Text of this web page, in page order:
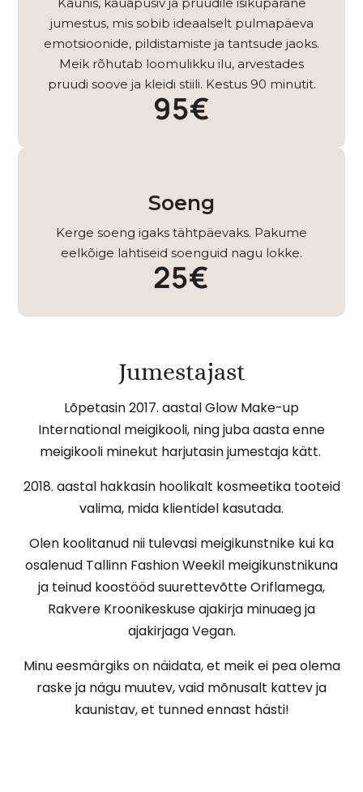
Kaunis, kauapüsiv ja pruudile isikupärane
jumestus, mis sobib ideaalselt pulmapäeva
emotsioonide, pildistamiste ja tantsude jaoks.
Meik rõhutab loomulikku ilu, arvestades
pruudi soove ja kleidi stiili. Kestus 90 minutit.
95€
Soeng
Kerge soeng igaks tähtpäevaks. Pakume
eelkõige lahtiseid soenguid nagu lokke.
25€
Jumestajast
Lõpetasin 2017. aastal Glow Make-up
International meigikooli, ning juba aasta enne
meigikooli minekut harjutasin jumestaja kätt.
2018. aastal hakkasin hoolikalt kosmeetika tooteid
valima, mida klientidel kasutada.
Olen koolitanud nii tulevasi meigikunstnike kui ka
osalenud Tallinn Fashion Weekil meigikunstnikuna
ja teinud koostööd suurettevõtte Oriflamega,
Rakvere Kroonikeskuse ajakirja minuaeg ja
ajakirjaga Vegan.
Minu eesmärgiks on näidata, et meik ei pea olema
raske ja nägu muutev, vaid mõnusalt kattev ja
kaunistav, et tunned ennast hästi!